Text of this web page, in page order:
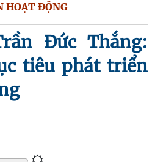
HOẠT ĐỘNG
Đức Thắng:
tiêu phát triển